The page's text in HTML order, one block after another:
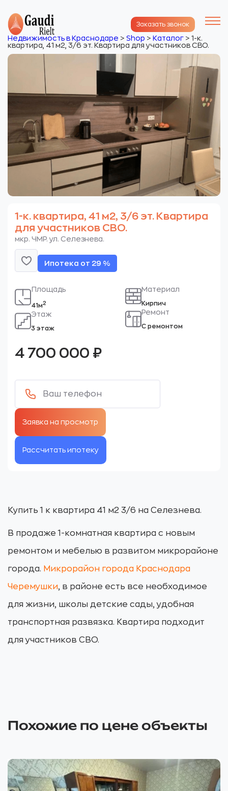
Заказать звонок
Недвижимость в Краснодаре > Shop > Каталог > 1-к.
квартира, 41 м2, 3/6 эт. Квартира для участников СВО.
1-к. квартира, 41 м2, 3/6 эт. Квартира
для участников СВО.
мкр. ЧМР. ул. Селезнева.
Ипотека от 29 %
Площадь
41м2
Этаж
3 этаж
Материал
Кирпич
Ремонт
С ремонтом
4 700 000 ₽
Рассчитать ипотеку
Купить 1 к квартира 41 м2 3/6 на Селезнева.
В продаже 1-комнатная квартира с новым
ремонтом и мебелью в развитом микрорайоне
города. Микрорайон города Краснодара
Черемушки, в районе есть все необходимое
для жизни, школы детские сады, удобная
транспортная развязка. Квартира подходит
для участников СВО.
Похожие по цене объекты